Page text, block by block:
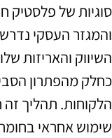
סוגיות של פלסטיק
והמגזר העסקי
השיווק והאריזות
כחלק מהפתרון
הלקוחות. תהליך
שימוש אחראי